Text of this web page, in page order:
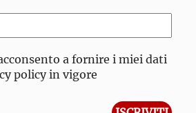
a fornire i miei dati
policy in vigore